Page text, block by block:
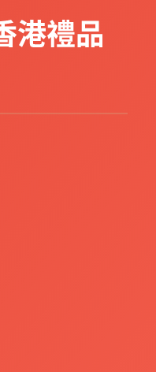
也最大程度保證
進行生產。這些
量關，同時也拥
，我們的禮品總